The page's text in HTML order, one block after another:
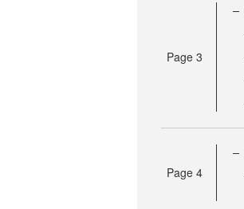
Page 3
Page 4